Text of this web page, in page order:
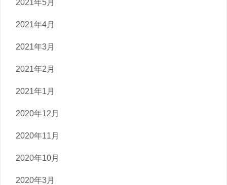
2021年5月
2021年4月
2021年3月
2021年2月
2021年1月
2020年12月
2020年11月
2020年10月
2020年3月